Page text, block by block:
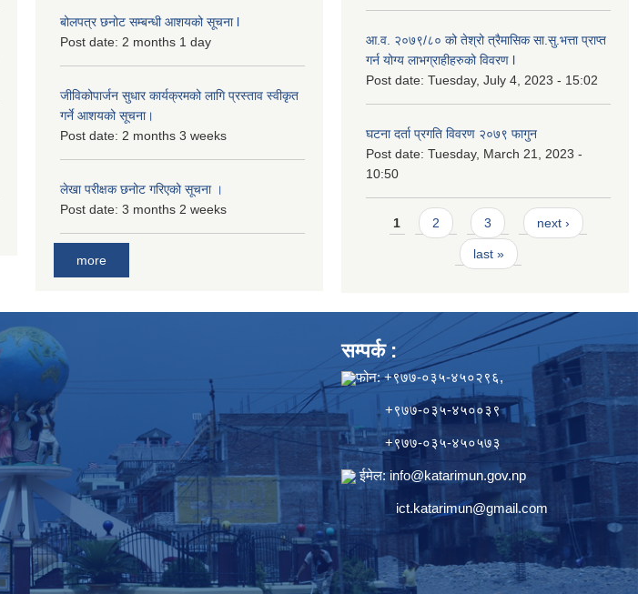
बोलपत्र छनोट सम्बन्धी आशयको सूचना l
Post date: 2 months 1 day
जीविकोपार्जन सुधार कार्यक्रमको लागि प्रस्ताव स्वीकृत
गर्ने आशयको सूचना।
Post date: 2 months 3 weeks
लेखा परीक्षक छनोट गरिएको सूचना ।
Post date: 3 months 2 weeks
more
आ.व. २०७९/८० को तेश्रो त्रैमासिक सा.सु.भ‍त्ता प्राप्त
गर्न योग्य लाभग्राहीहरुको विवरण l
Post date: Tuesday, July 4, 2023 - 15:02
घटना दर्ता प्रगति विवरण २०७९ फागुन
Post date: Tuesday, March 21, 2023 -
10:50
Pages
1 2 3 next ›
last »
सम्पर्क :
फोन: +९७७-०३५-४५०२९६,
+९७७-०३५-४५००३९
+९७७-०३५-४५०५७३
ईमेल:info@katarimun.gov.np
ict.katarimun@gmail.com